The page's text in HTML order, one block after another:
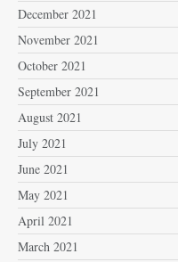
December 2021
November 2021
October 2021
September 2021
August 2021
July 2021
June 2021
May 2021
April 2021
March 2021